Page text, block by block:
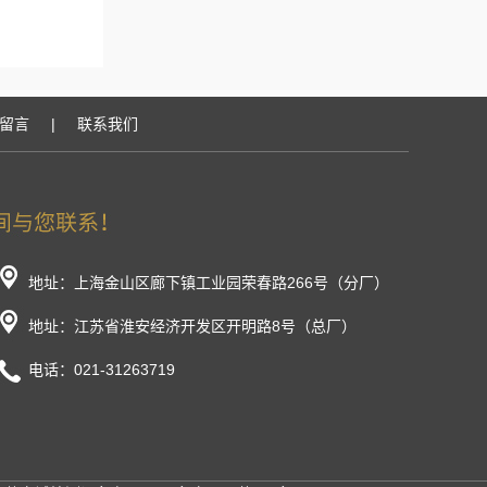
言 | 联系我们
地址：上海金山区廊下镇工业园荣春路266号（分厂）
地址：江苏省淮安经济开发区开明路8号（总厂）
电话：021-31263719